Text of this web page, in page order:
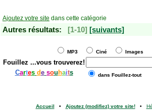
Ajoutez votre site dans cette catégorie
Autres résultats: [1-10] [suivants]
MP3 Ciné Images
Fouillez ...vous trouverez!
Cartes de sou haits dans Fouillez-tout
Accueil • Ajoutez (modifiez) votre site!•